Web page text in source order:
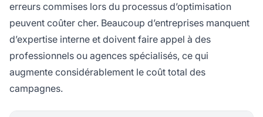
erreurs commises lors du processus d’optimisation
peuvent coûter cher. Beaucoup d’entreprises manquent
d’expertise interne et doivent faire appel à des
professionnels ou agences spécialisés, ce qui
augmente considérablement le coût total des
campagnes.